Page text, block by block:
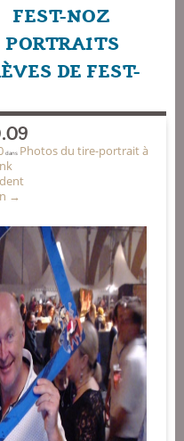
FEST-NOZ
PORTRAITS
DE FEST-
dans Photos du tire-portrait à
→